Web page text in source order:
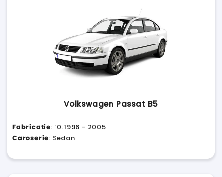
Volkswagen Passat B5
Fabricatie: 10.1996 - 2005
Caroserie: Sedan